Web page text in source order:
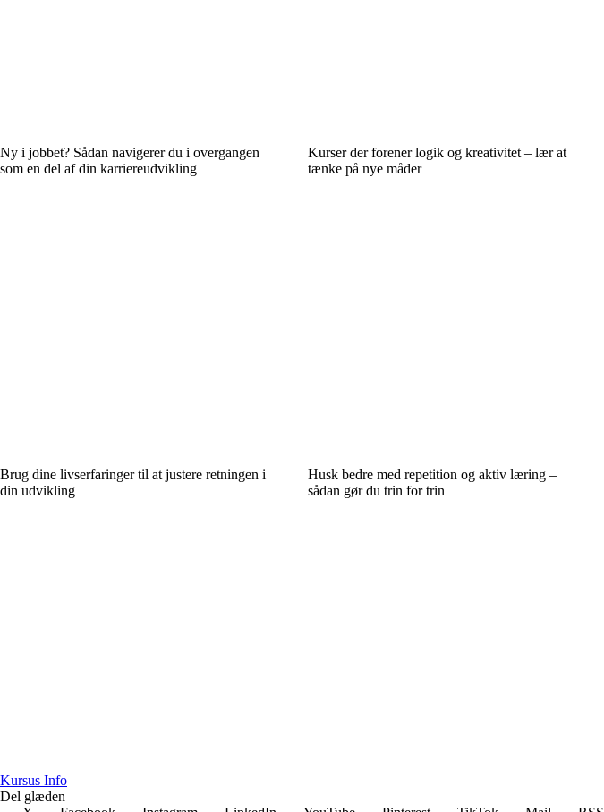
Ny i jobbet? Sådan navigerer du i overgangen
som en del af din karriereudvikling
Kurser der forener logik og kreativitet – lær at
tænke på nye måder
Brug dine livserfaringer til at justere retningen i
din udvikling
Husk bedre med repetition og aktiv læring –
sådan gør du trin for trin
Kursus Info
Del glæden